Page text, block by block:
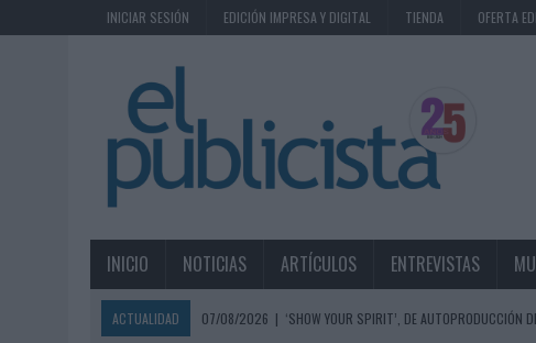
INICIAR SESIÓN EDICIÓN IMPRESA Y DIGITAL TIENDA OFERTA
INICIO NOTICIAS ARTÍCULOS ENTREVISTAS
ACTUALIDAD 07/08/2026 | ‘SHOW YOUR SPIRIT’, DE AUTOPRODUCCIÓN